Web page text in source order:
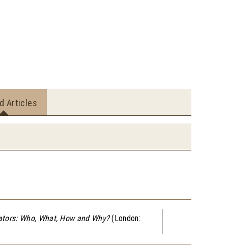
Articles
Who, What, How and Why?(London: